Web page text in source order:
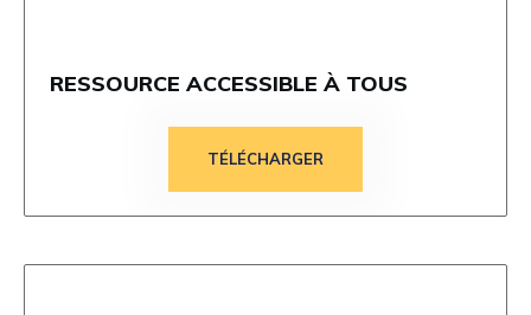
RESSOURCE ACCESSIBLE À TOUS
TÉLÉCHARGER